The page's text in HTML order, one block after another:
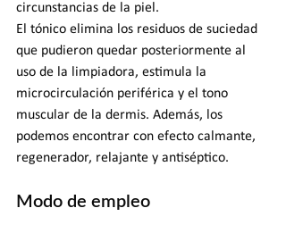
circunstancias de la piel.
El tónico elimina los residuos de suciedad
que pudieron quedar posteriormente al
uso de la limpiadora, estimula la
microcirculación periférica y el tono
muscular de la dermis. Además, los
podemos encontrar con efecto calmante,
regenerador, relajante y antiséptico.
Modo de empleo